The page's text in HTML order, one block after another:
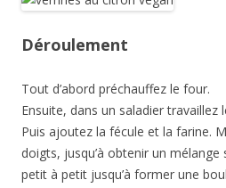
Déroulement
Tout d’abord préchauffez le four.
Ensuite, dans un saladier travaillez
Puis ajoutez la fécule et la farine.
doigts, jusqu’à obtenir un mélange
petit à petit jusqu’à former une